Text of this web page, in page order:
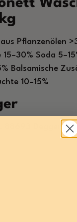
Pflanzenölen
Soda
Balsamische
10–15%
88693